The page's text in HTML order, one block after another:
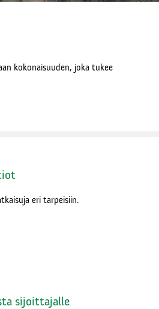
kokonaisuuden, joka tukee
eri tarpeisiin.
sijoittajalle